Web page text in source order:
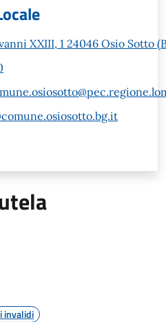
XXIII, 1 24046 Osio Sotto
invalidi